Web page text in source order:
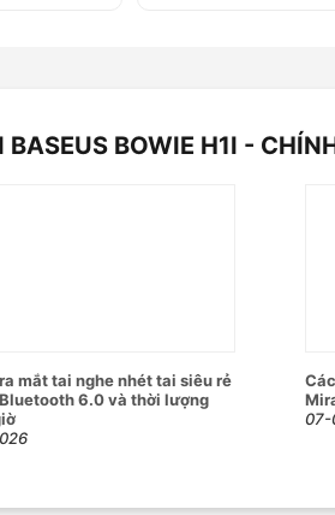
bộ tốt hơn giữa hai tai nghe . Độ trễ cực
năng :
BOWIE H1I -
mắt tai nghe nhét tai siêu rẻ
6.0 và thời lượng
07-